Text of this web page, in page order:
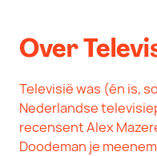
Over
Televisië was (én is,
Nederlandse
recensent Alex
Doodeman je